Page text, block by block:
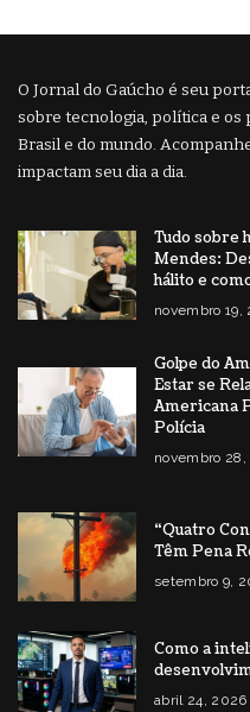
O Jornal do Gaúcho é seu
sobre tecnologia, política e
Brasil e do mundo.
impactam seu dia a dia.
Tudo sobre
Mendes:
hálito e
novembro 19,
Golpe do
Estar se
Americana
Polícia
novembro
“Quatro
Têm Pena
setembro 9,
Como a
abril 24, 2026